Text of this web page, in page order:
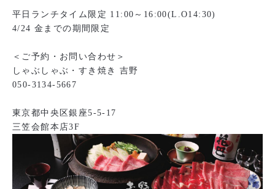
平日ランチタイム限定 11:00～16:00(L.O14:30)
4/24 金までの期間限定
＜ご予約・お問い合わせ＞
しゃぶしゃぶ・すき焼き 吉野
050-3134-5667
東京都中央区銀座5-5-17
三笠会館本店3F